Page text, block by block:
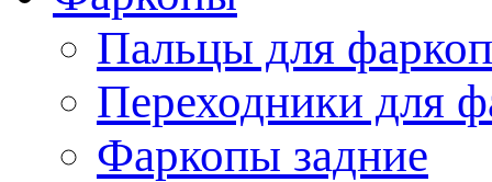
Пальцы для
Переходники для
Фаркопы задние